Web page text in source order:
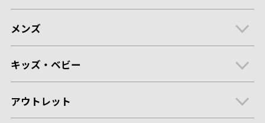
メンズ
キッズ・ベビー
アウトレット